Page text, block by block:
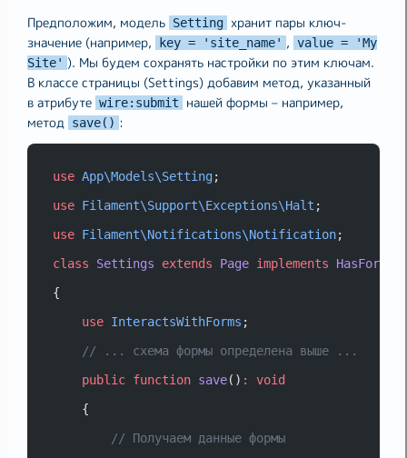
Предположим, модель Setting хранит пары ключ-
значение (например,
key = 'site_name' , value = 'My
Site' ). Мы будем сохранять настройки по этим ключам.
В классе страницы (Settings) добавим метод, указанный
в атрибуте wire:submit
нашей формы – например,
метод save() :
use App\Models\Setting;
use Filament\Support\Exceptions\Halt ;
use Filament\Notifications\Notification;
class
Settings extends Page implements
HasForms
{
use InteractsWithForms ;
// ... схема формы определена выше ...
public function save() :
void
    {
// Получаем данные формы